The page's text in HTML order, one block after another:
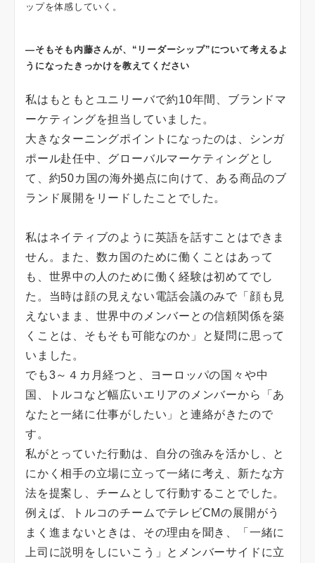
ップを体感していく。
―そもそも内藤さんが、“リーダーシップ”について考えるよ
うになったきっかけを教えてください
私はもともとユニリーバで約10年間、ブランドマ
ーケティングを担当していました。
大きなターニングポイントになったのは、シンガ
ポール赴任中、グローバルマーケティングとし
て、約50カ国の海外拠点に向けて、ある商品のブ
ランド展開をリードしたことでした。
私はネイティブのように英語を話すことはできま
せん。また、数カ国のために働くことはあって
も、世界中の人のために働く経験は初めてでし
た。当時は顔の見えない電話会議のみで「顔も見
えないまま、世界中のメンバーとの信頼関係を築
くことは、そもそも可能なのか」と疑問に思って
いました。
でも3～４カ月経つと、ヨーロッパの国々や中
国、トルコなど幅広いエリアのメンバーから「あ
なたと一緒に仕事がしたい」と連絡がきたので
す。
私がとっていた行動は、自分の強みを活かし、と
にかく相手の立場に立って一緒に考え、新たな方
法を提案し、チームとして行動することでした。
例えば、トルコのチームでテレビCMの展開がう
まく進まないときは、その理由を聞き、「一緒に
上司に説明をしにいこう」とメンバーサイドに立